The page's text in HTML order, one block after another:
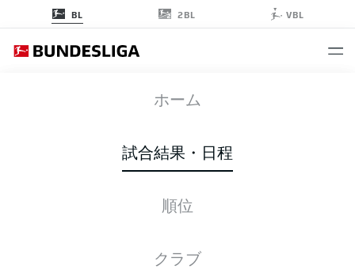
BL 2BL VBL
ホーム
試合結果・日程
順位
クラブ
WOB SCF
6 0
スターティングメンバー